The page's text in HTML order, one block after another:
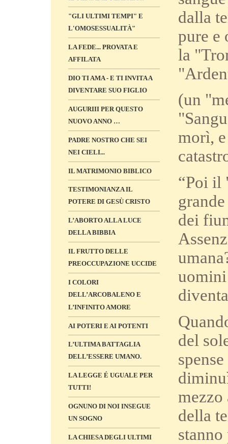
"GLI ULTIMI TEMPI" E
L'OMOSESSUALITÀ"
LA FEDE... PROVATA E
AFFILATA
DIO TI AMA - E TI INVITA A
DIVENTARE SUO FIGLIO
AUGURIII PER QUESTO
NUOVO ANNO …
PADRE NOSTRO CHE SEI
NEI CIELI...
IL MATRIMONIO BIBLICO
TESTIMONIANZA IL
POTERE DI GESÙ CRISTO
L’ABORTO ALLA LUCE
DELLA BIBBIA
IL FRUTTO DELLE
PREOCCUPAZIONE UCCIDE
I COLORI
DELL’ARCOBALENO E
L’INFINITO AMORE
AI POTERI E AI POTENTI
L’ULTIMA BATTAGLIA
DELL’ESSERE UMANO.
LA LEGGE É UGUALE PER
TUTTI!
OGNUNO DI NOI INSEGUE
UN SOGNO
LA CHIESA DEGLI ULTIMI
dalla
pure e
la
(un
morì,
“Poi il
dei
uomini
del
mezzo
della
stanno